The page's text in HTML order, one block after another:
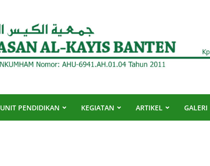
UNIT PENDIDIKAN KEGIATAN ARTIKEL GALERI